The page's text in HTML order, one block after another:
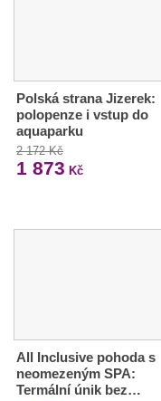
Polská strana Jizerek:
polopenze i vstup do
aquaparku
2 172 Kč
1 873 Kč
All Inclusive pohoda s
neomezeným SPA:
Termální únik bez…